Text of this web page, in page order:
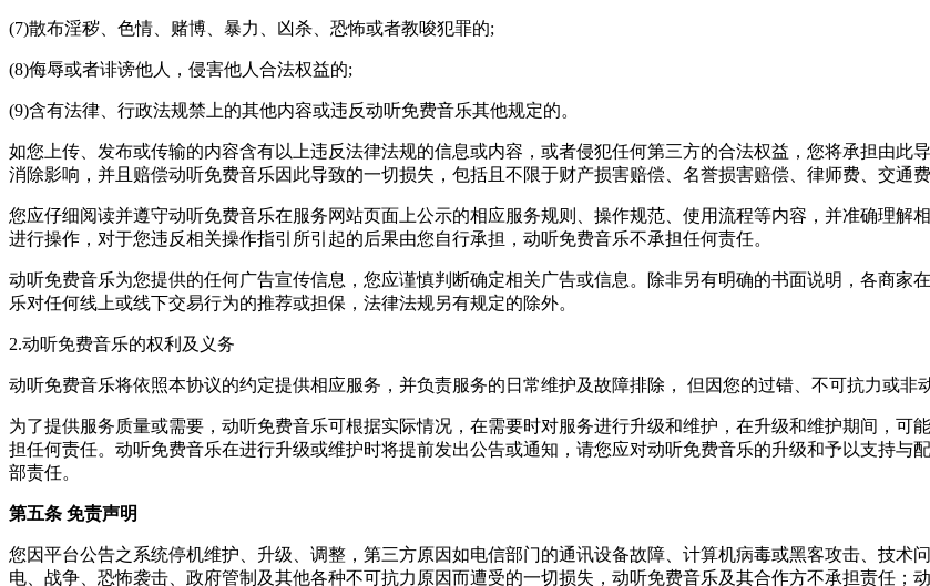
(7)散布淫秽、色情、赌博、暴力、凶杀、恐怖或者教唆犯罪的;
(8)侮辱或者诽谤他人，侵害他人合法权益的;
(9)含有法律、行政法规禁上的其他内容或违反动听免费音乐其他规定的。
如您上传、发布或传输的内容含有以上违反法律法规的信息或内容，或者侵犯任何第三方的合法权益，您将承担由
消除影响，并且赔偿动听免费音乐因此导致的一切损失，包括且不限于财产损害赔偿、名誉损害赔偿、律师费、交通
您应仔细阅读并遵守动听免费音乐在服务网站页面上公示的相应服务规则、操作规范、使用流程等内容，并准确理解
进行操作，对于您违反相关操作指引所引起的后果由您自行承担，动听免费音乐不承担任何责任。
动听免费音乐为您提供的任何广告宣传信息，您应谨慎判断确定相关广告或信息。除非另有明确的书面说明，各商
乐对任何线上或线下交易行为的推荐或担保，法律法规另有规定的除外。
2.动听免费音乐的权利及义务
动听免费音乐将依照本协议的约定提供相应服务，并负责服务的日常维护及故障排除， 但因您的过错、不可抗力或非
为了提供服务质量或需要，动听免费音乐可根据实际情况，在需要时对服务进行升级和维护，在升级和维护期间，可
担任何责任。动听免费音乐在进行升级或维护时将提前发出公告或通知，请您应对动听免费音乐的升级和予以支持与
部责任。
第五条 免责声明
您因平台公告之系统停机维护、升级、调整，第三方原因如电信部门的通讯设备故障、计算机病毒或黑客攻击、技术
电、战争、恐怖袭击、政府管制及其他各种不可抗力原因而遭受的一切损失，动听免费音乐及其合作方不承担责任；